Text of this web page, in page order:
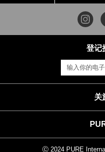
关
登记
Ⓒ 2024 PURE